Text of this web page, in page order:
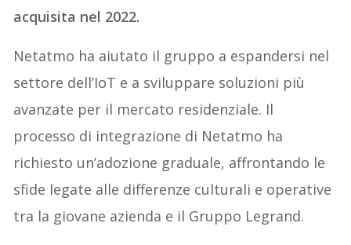
acquisita nel 2022.
Netatmo ha aiutato il gruppo a espandersi nel
settore dell’IoT e a sviluppare soluzioni più
avanzate per il mercato residenziale. Il
processo di integrazione di Netatmo ha
richiesto un’adozione graduale, affrontando le
sfide legate alle differenze culturali e operative
tra la giovane azienda e il Gruppo Legrand.